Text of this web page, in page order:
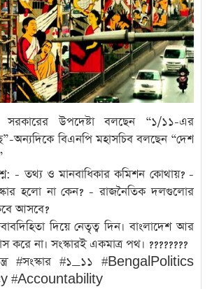
সরকারের উপদেষ্টা বলছেন “১/১১-এর
অন্যদিকে বিএনপি মহাসচিব বলছেন “দেশ
- তথ্য ও মানবাধিকার কমিশন কোথায়? -
হলো না কেন? - রাজনৈতিক দলগুলোর
আসবে?
দিয়ে নেতৃত্ব দিন। বাংলাদেশ আর
করে না। সংস্কারই একমাত্র পথ। ????????
#সংস্কার #১_১১ #BengalPolitics
#Accountability